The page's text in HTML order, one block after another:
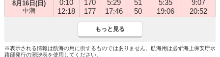
8月16日(日)
中潮
0:10
12:18
170
177
5:29
17:46
51
50
5:35
19:06
9:07
20:52
もっと見る
※表示される情報は航海の用に供するものではありません。航海用は必ず海上保安庁水
路部発行の潮汐表を使用してください。